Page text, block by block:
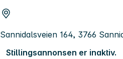
Sannidalsveien 164, 3766
Stillingsannonsen er inaktiv.